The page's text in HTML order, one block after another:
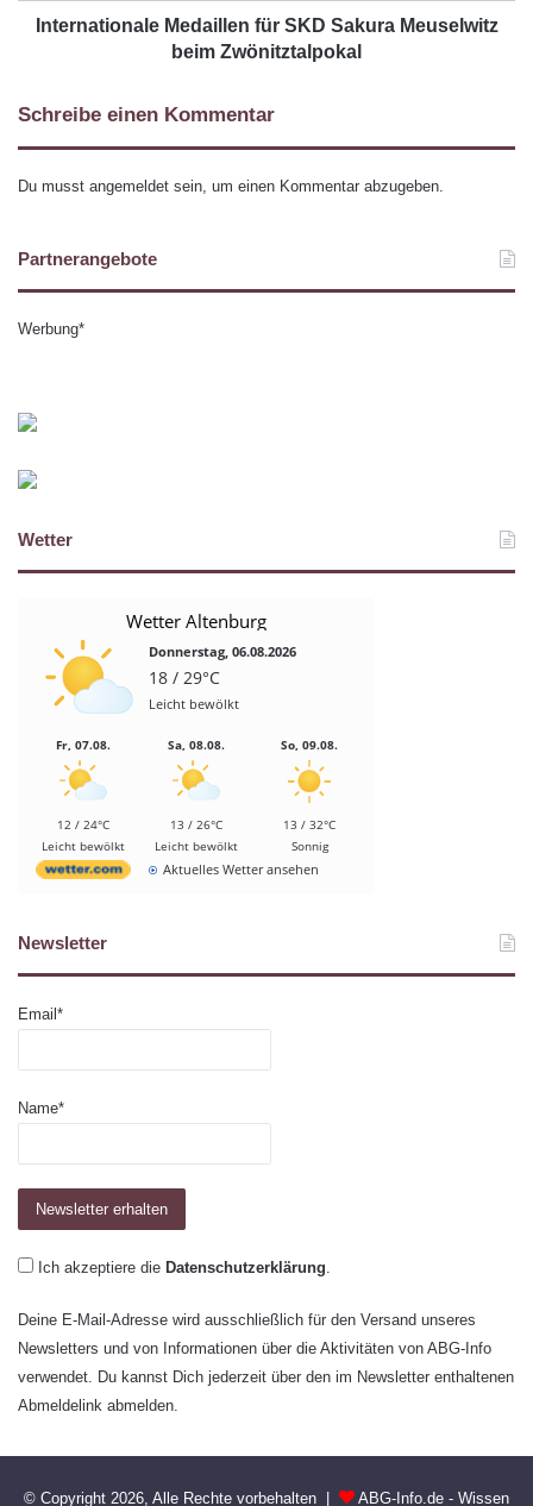
Internationale Medaillen für SKD Sakura Meuselwitz
beim Zwönitztalpokal
Schreibe einen Kommentar
Du musst angemeldet sein, um einen Kommentar abzugeben.
Partnerangebote
Werbung*
Wetter
Wetter Altenburg
Donnerstag, 06.08.2026
18 / 29°C
Leicht bewölkt
Fr, 07.08.
12 / 24°C
Leicht bewölkt
Sa, 08.08.
13 / 26°C
Leicht bewölkt
So, 09.08.
13 / 32°C
Sonnig
Aktuelles Wetter ansehen
Newsletter
Email*
Name*
Ich akzeptiere die Datenschutzerklärung.
Deine E-Mail-Adresse wird ausschließlich für den Versand unseres
Newsletters und von Informationen über die Aktivitäten von ABG-Info
verwendet. Du kannst Dich jederzeit über den im Newsletter enthaltenen
Abmeldelink abmelden.
© Copyright 2026, Alle Rechte vorbehalten | ABG-Info.de - Wissen